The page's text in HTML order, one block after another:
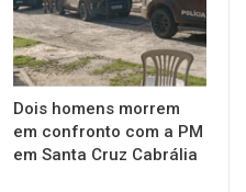
Dois homens morrem
em confronto com a PM
em Santa Cruz Cabrália